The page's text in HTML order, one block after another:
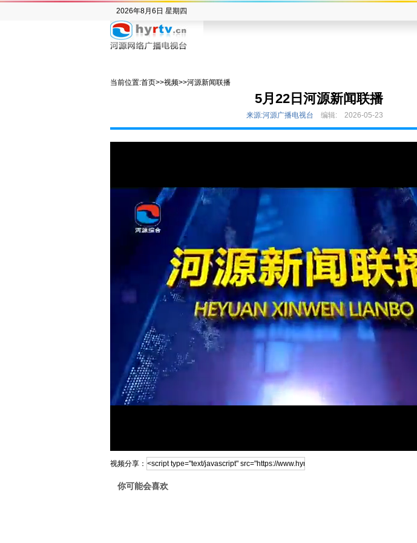
2026年8月6日 星期四
当前位置:首页>>视频>>河源新闻联播
5月22日河源新闻联播
来源:河源广播电视台 编辑: 2026-05-23
视频分享：
你可能会喜欢